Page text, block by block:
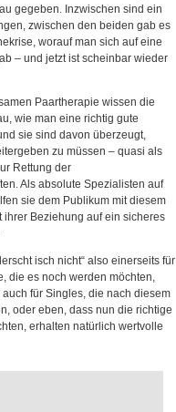
gegeben. Inzwischen sind ein
zwischen den beiden gab es
worauf man sich auf eine
– und jetzt ist scheinbar wieder
Paartherapie wissen die
wie man eine richtig gute
sie sind davon überzeugt,
zu müssen – quasi als
Rettung der
Als absolute Spezialisten auf
sie dem Publikum mit diesem
ihrer Beziehung auf ein sicheres
isch nicht“ also einerseits für
die es noch werden möchten,
für Singles, die nach diesem
oder eben, dass nun die richtige
erhalten natürlich wertvolle